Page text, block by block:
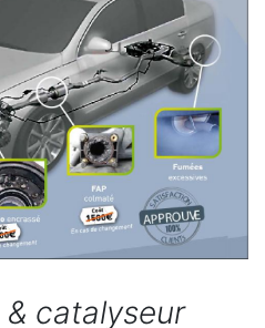
catalyseur